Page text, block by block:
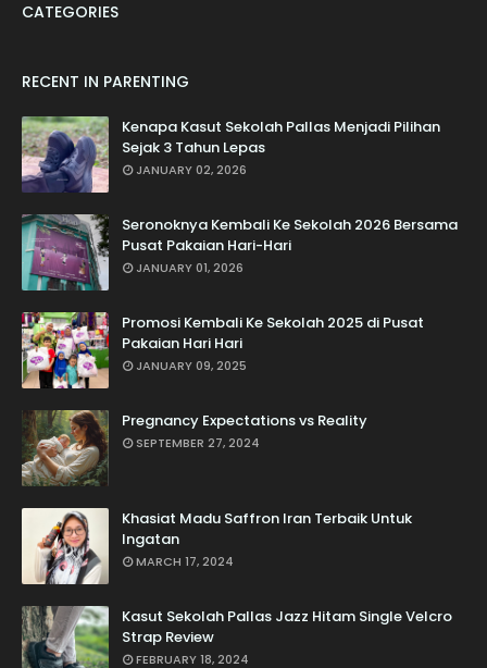
CATEGORIES
RECENT IN PARENTING
Kenapa Kasut Sekolah Pallas Menjadi Pilihan
Sejak 3 Tahun Lepas
JANUARY 02, 2026
Seronoknya Kembali Ke Sekolah 2026 Bersama
Pusat Pakaian Hari-Hari
JANUARY 01, 2026
Promosi Kembali Ke Sekolah 2025 di Pusat
Pakaian Hari Hari
JANUARY 09, 2025
Pregnancy Expectations vs Reality
SEPTEMBER 27, 2024
Khasiat Madu Saffron Iran Terbaik Untuk
Ingatan
MARCH 17, 2024
Kasut Sekolah Pallas Jazz Hitam Single Velcro
Strap Review
FEBRUARY 18, 2024